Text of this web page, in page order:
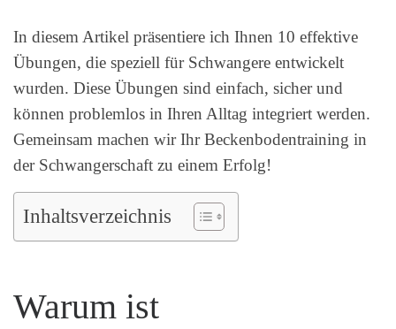
In diesem Artikel präsentiere ich Ihnen 10 effektive
Übungen, die speziell für Schwangere entwickelt
wurden. Diese Übungen sind einfach, sicher und
können problemlos in Ihren Alltag integriert werden.
Gemeinsam machen wir Ihr Beckenbodentraining in
der Schwangerschaft zu einem Erfolg!
Inhaltsverzeichnis
Warum ist